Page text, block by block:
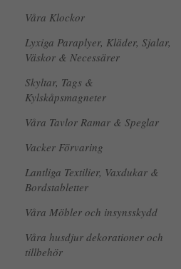
Våra Klockor
Lyxiga Paraplyer, Kläder, Sjalar,
Väskor & Necessärer
Skyltar, Tags &
Kylskåpsmagneter
Våra Tavlor Ramar & Speglar
Vacker Förvaring
Lantliga Textilier, Vaxdukar &
Bordstabletter
Våra Möbler och insynsskydd
Våra husdjur dekorationer och
tillbehör